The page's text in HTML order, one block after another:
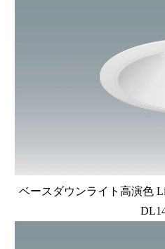
ベースダウンライト高演色